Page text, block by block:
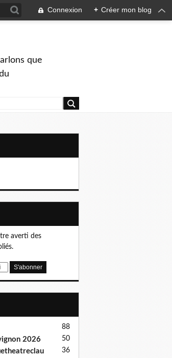
Connexion + Créer mon blog
que
averti des
88
2026 50
36